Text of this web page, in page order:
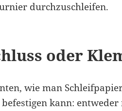
durchzuschleifen.
oder
wie man
kann: